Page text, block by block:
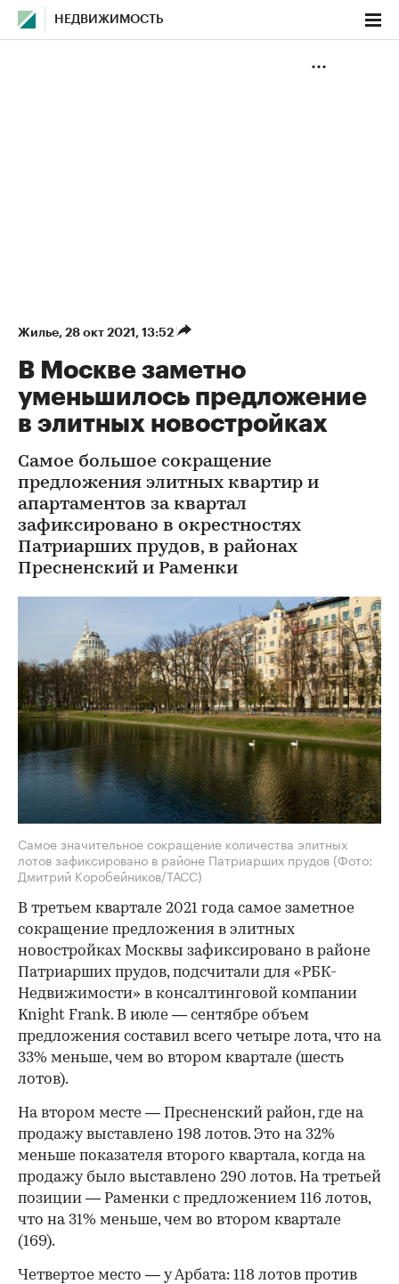
НЕДВИЖИМОСТЬ
Жилье⁠, 28 окт 2021, 13:52
В Москве заметно
уменьшилось предложение
в элитных новостройках
Самое большое сокращение
предложения элитных квартир и
апартаментов за квартал
зафиксировано в окрестностях
Патриарших прудов, в районах
Пресненский и Раменки
Самое значительное сокращение количества элитных
лотов зафиксировано в районе Патриарших прудов (Фото:
Дмитрий Коробейников/ТАСС)
В третьем квартале 2021 года самое заметное
сокращение предложения в элитных
новостройках Москвы зафиксировано в районе
Патриарших прудов, подсчитали для «РБК-
Недвижимости» в консалтинговой компании
Knight Frank. В июле — сентябре объем
предложения составил всего четыре лота, что на
33% меньше, чем во втором квартале (шесть
лотов).
На втором месте — Пресненский район, где на
продажу выставлено 198 лотов. Это на 32%
меньше показателя второго квартала, когда на
продажу было выставлено 290 лотов. На третьей
позиции — Раменки с предложением 116 лотов,
что на 31% меньше, чем во втором квартале
(169).
Четвертое место — у Арбата: 118 лотов против